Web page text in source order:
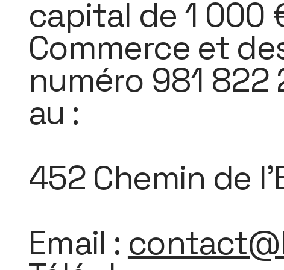
capital de 1 000
Commerce et
numéro 981
au :
452 Chemin de
Email :